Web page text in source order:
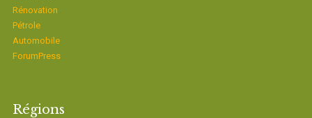
Rénovation
Pétrole
Automobile
ForumPress
Régions